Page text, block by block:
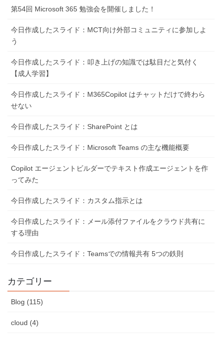
第54回 Microsoft 365 勉強会を開催しました！
今日作成したスライド：MCT向け外部コミュニティに参加しよ
う
今日作成したスライド：叩き上げの知識では駄目だと気付く
【成人学習】
今日作成したスライド：M365Copilot はチャットだけで終わら
せない
今日作成したスライド：SharePoint とは
今日作成したスライド：Microsoft Teams の主な機能概要
Copilot エージェントビルダーでテキスト作成エージェントを作
ってみた
今日作成したスライド：カスタム指示とは
今日作成したスライド：メール添付ファイルをクラウド共有に
する理由
今日作成したスライド：Teamsでの情報共有 5つの鉄則
カテゴリー
Blog (115)
cloud (4)